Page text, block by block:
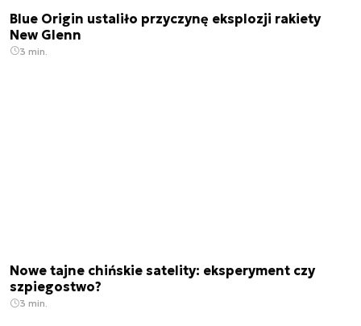
Blue Origin ustaliło przyczynę eksplozji rakiety
New Glenn
3 min.
Nowe tajne chińskie satelity: eksperyment czy
szpiegostwo?
3 min.